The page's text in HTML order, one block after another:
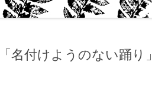
サーキュレーションと文化」田中
泯｜生きることからダンスは生
名付けようのない踊り」